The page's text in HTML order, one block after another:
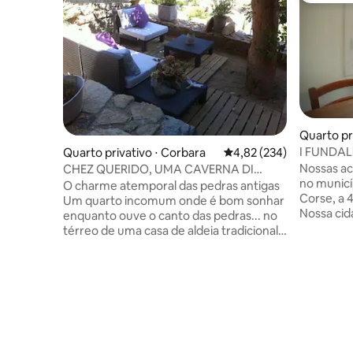
Quarto privativo ⋅ Corbara 4,82 de uma avaliação
4,82 (234)
CHEZ QUERIDO, UMA CAVERNA DI
LUNA
O charme atemporal das pedras antigas
Um quarto incomum onde é bom sonhar
enquanto ouve o canto das pedras... no
térreo de uma casa de aldeia tradicional.
Quarto
I
mar e as
Nossas
no
Corse, a
Nossa